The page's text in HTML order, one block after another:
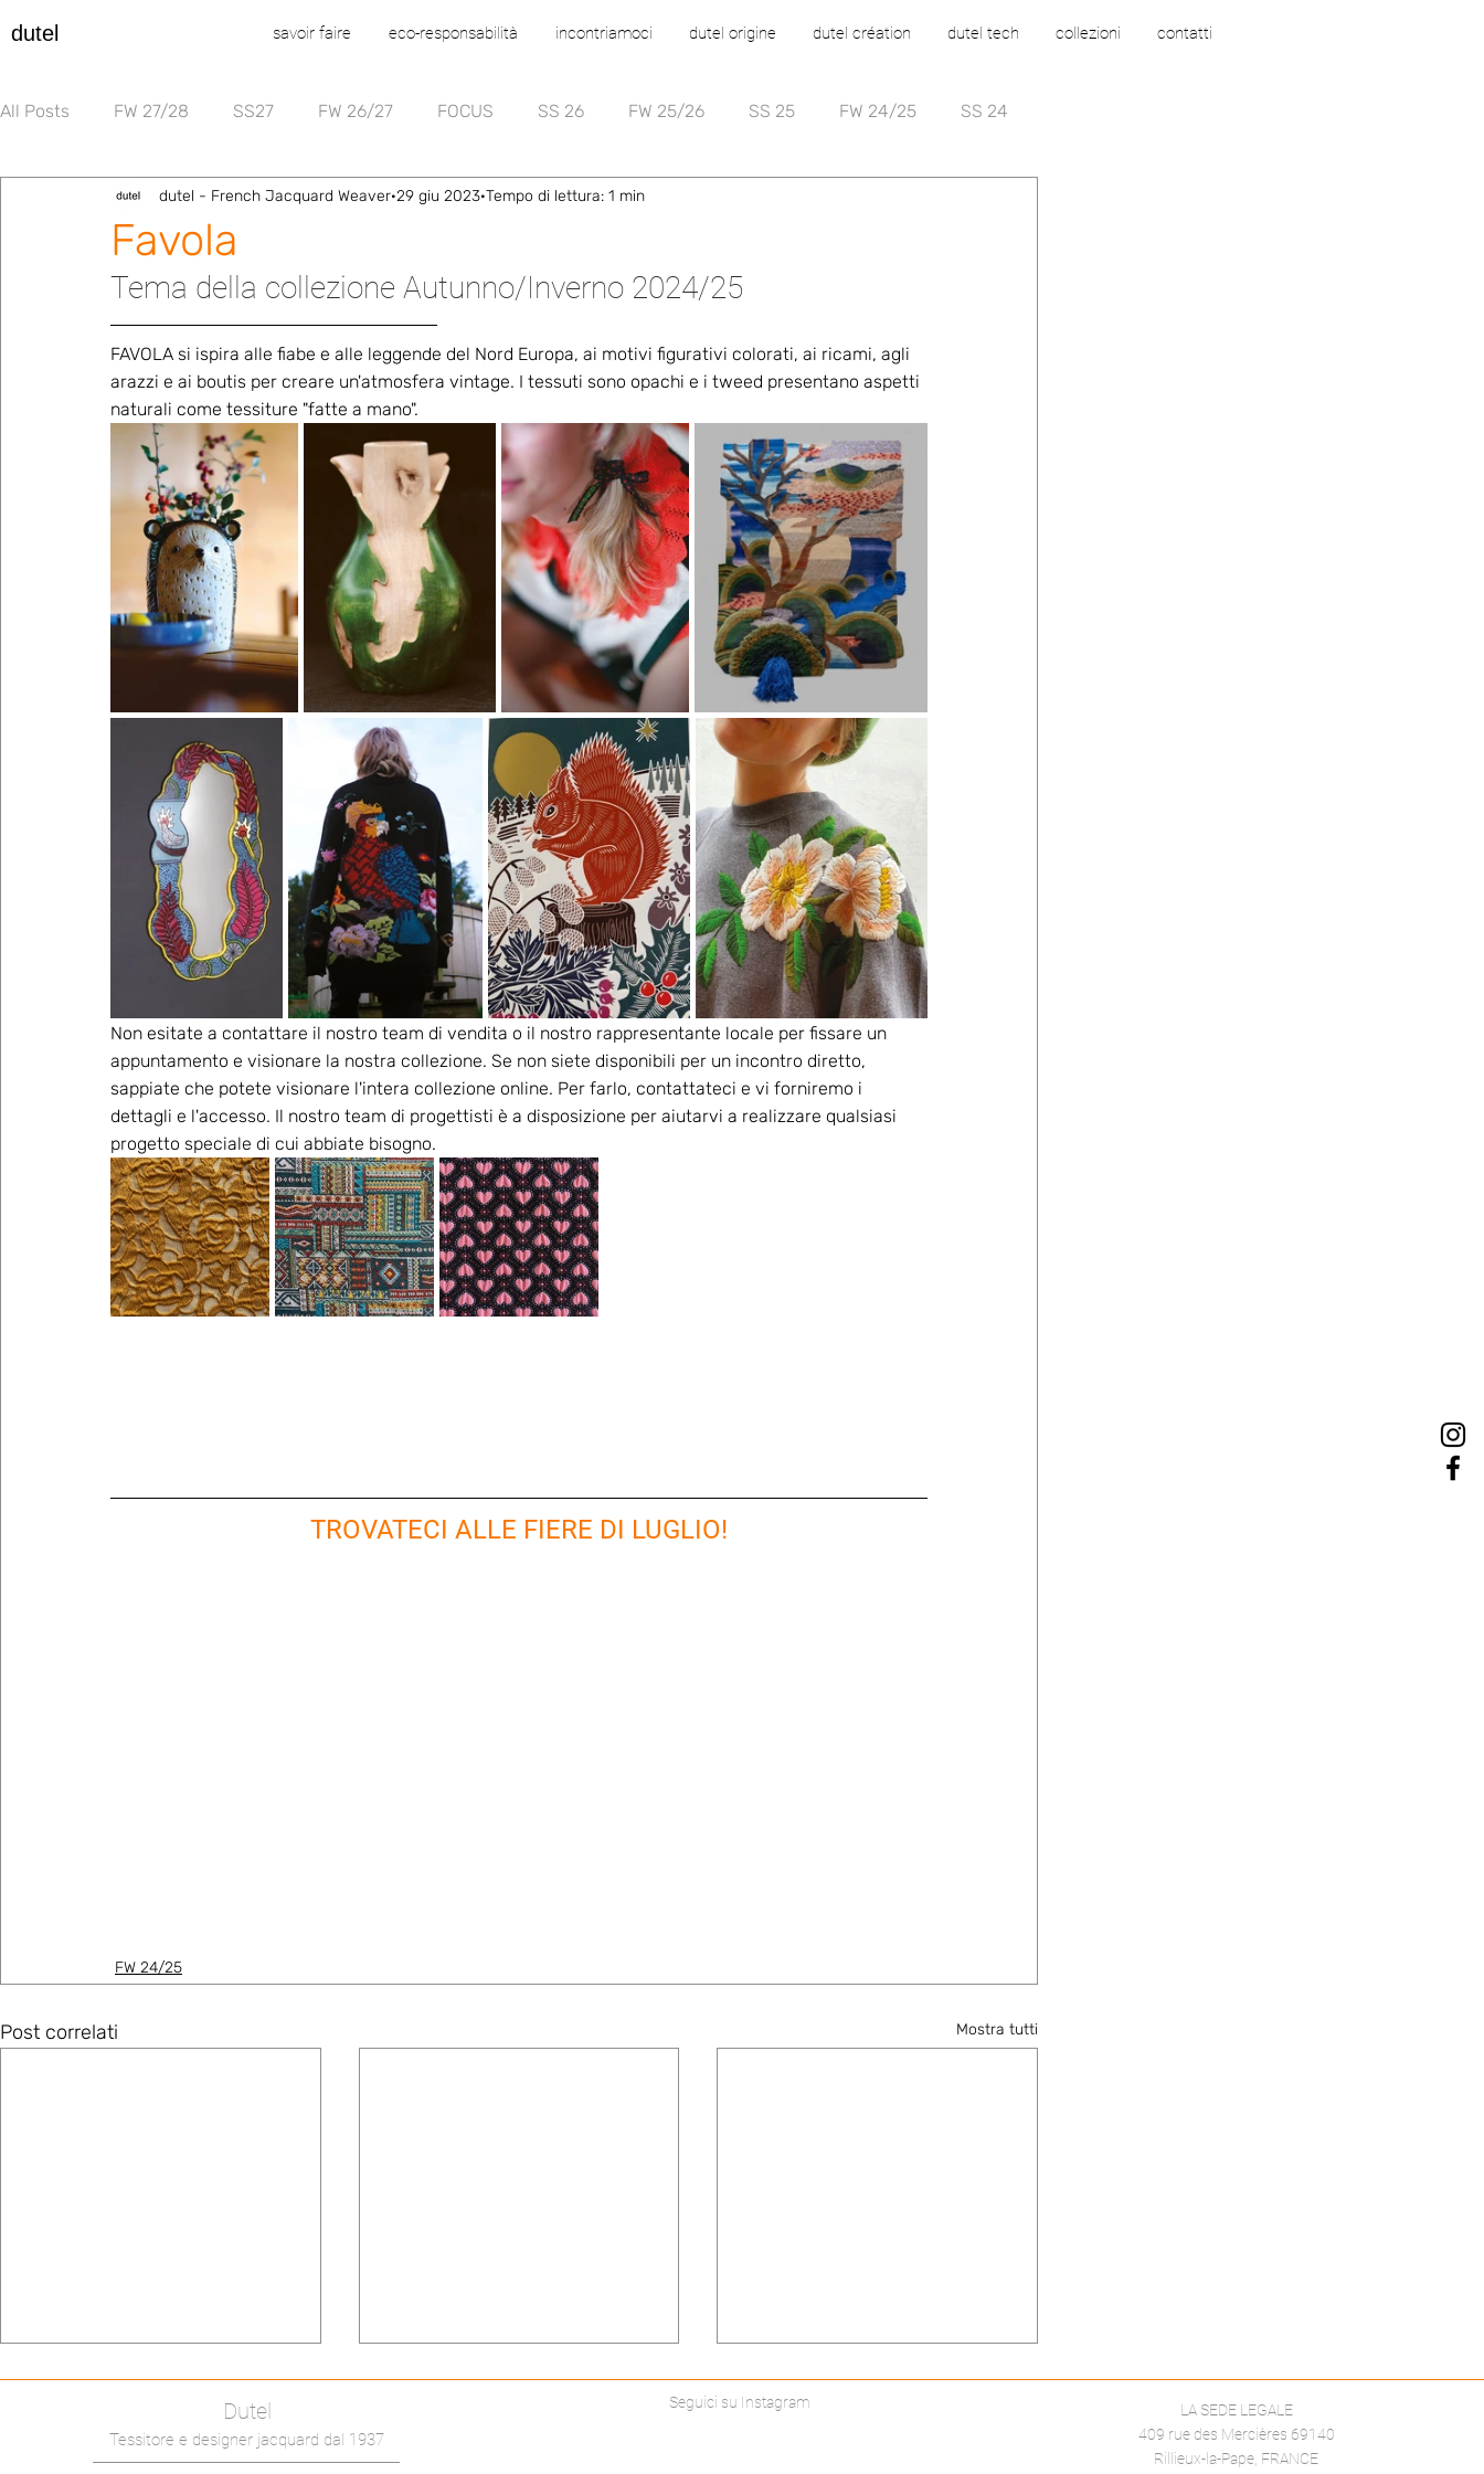
dutel savoir faire eco-responsabilità incontriamoci dutel origine dutel création dutel tech collezioni contatti
All Posts FW 27/28 SS27 FW 26/27 FOCUS SS 26 FW 25/26 SS 25 FW 24/25 SS 24
Favola
dutel - French Jacquard Weaver 29 giu 2023 Tempo di lettura: 1 min
Tema della collezione Autunno/Inverno 2024/25
FAVOLA si ispira alle fiabe e alle leggende del Nord Europa, ai motivi figurativi colorati, ai ricami, agli
arazzi e ai boutis per creare un'atmosfera vintage. I tessuti sono opachi e i tweed presentano aspetti
naturali come tessiture "fatte a mano".
Non esitate a contattare il nostro team di vendita o il nostro rappresentante locale per fissare un
appuntamento e visionare la nostra collezione. Se non siete disponibili per un incontro diretto,
sappiate che potete visionare l'intera collezione online. Per farlo, contattateci e vi forniremo i
dettagli e l'accesso. Il nostro team di progettisti è a disposizione per aiutarvi a realizzare qualsiasi
progetto speciale di cui abbiate bisogno.
TROVATECI ALLE FIERE DI LUGLIO!
FW 24/25
Post correlati Mostra tutti
Universale
Dutel
Tessitore e designer jacquard dal 1937
Seguici su Instagram
LA SEDE LEGALE
409 rue des Mercières 69140
Rillieux-la-Pape, FRANCE